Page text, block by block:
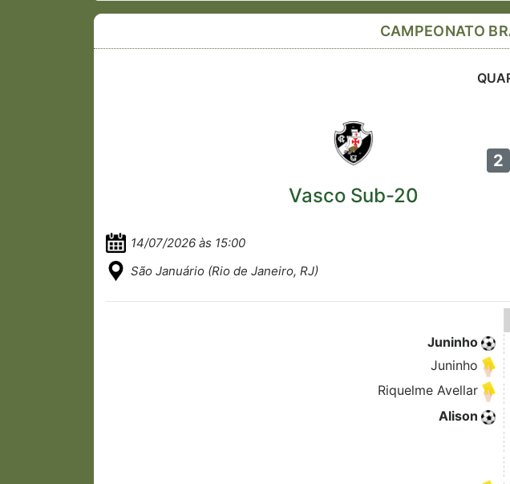
CAMPEONATO
2
Vasco Sub-20
14/07/2026 às 15:00
São Januário (Rio de Janeiro, RJ)
Juninho
Juninho
Riquelme Avellar
Alison